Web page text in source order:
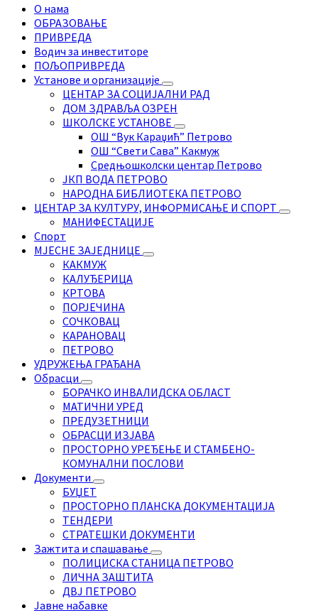
О нама
ОБРАЗОВАЊЕ
ПРИВРЕДА
Водич за инвеститоре
ПОЉОПРИВРЕДА
Установе и организације
ЦЕНТАР ЗА СОЦИЈАЛНИ РАД
ДОМ ЗДРАВЉА ОЗРЕН
ШКОЛСКЕ УСТАНОВЕ
ОШ “Вук Караџић” Петрово
ОШ “Свети Сава” Какмуж
Средњошколски центар Петрово
ЈКП ВОДА ПЕТРОВО
НАРОДНА БИБЛИОТЕКА ПЕТРОВО
ЦЕНТАР ЗА КУЛТУРУ, ИНФОРМИСАЊЕ И СПОРТ
МАНИФЕСТАЦИЈЕ
Спорт
МЈЕСНЕ ЗАЈЕДНИЦЕ
КАКМУЖ
КАЛУЂЕРИЦА
КРТОВА
ПОРЈЕЧИНА
СОЧКОВАЦ
КАРАНОВАЦ
ПЕТРОВО
УДРУЖЕЊА ГРАЂАНА
Обрасци
БОРАЧКО ИНВАЛИДСКА ОБЛАСТ
МАТИЧНИ УРЕД
ПРЕДУЗЕТНИЦИ
ОБРАСЦИ ИЗЈАВА
ПРОСТОРНО УРЕЂЕЊЕ И СТАМБЕНО-
КОМУНАЛНИ ПОСЛОВИ
Документи
БУЏЕТ
ПРОСТОРНО ПЛАНСКА ДОКУМЕНТАЦИЈА
ТЕНДЕРИ
СТРАТЕШКИ ДОКУМЕНТИ
Зажтита и спашавање
ПОЛИЦИСКА СТАНИЦА ПЕТРОВО
ЛИЧНА ЗАШТИТА
ДВЈ ПЕТРОВО
Јавне набавке